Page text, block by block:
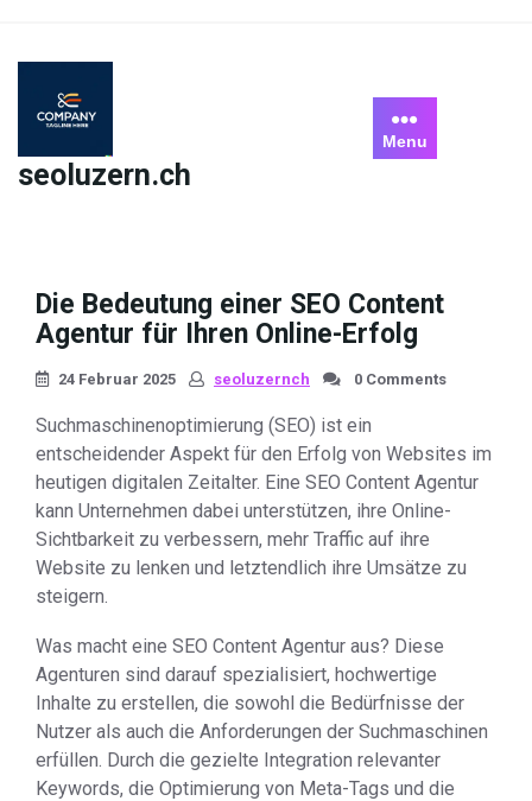
content
seoluzern.ch
Menu
Die Bedeutung einer SEO Content
Agentur für Ihren Online-Erfolg
24 Februar 2025 seoluzernch 0 Comments
Suchmaschinenoptimierung (SEO) ist ein
entscheidender Aspekt für den Erfolg von Websites im
heutigen digitalen Zeitalter. Eine SEO Content Agentur
kann Unternehmen dabei unterstützen, ihre Online-
Sichtbarkeit zu verbessern, mehr Traffic auf ihre
Website zu lenken und letztendlich ihre Umsätze zu
steigern.
Was macht eine SEO Content Agentur aus? Diese
Agenturen sind darauf spezialisiert, hochwertige
Inhalte zu erstellen, die sowohl die Bedürfnisse der
Nutzer als auch die Anforderungen der Suchmaschinen
erfüllen. Durch die gezielte Integration relevanter
Keywords, die Optimierung von Meta-Tags und die